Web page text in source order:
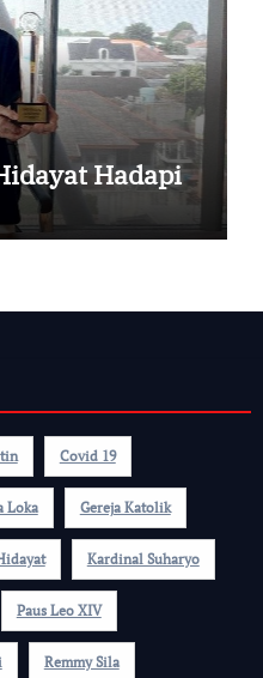
Hadapi
Covid 19
Loka Gereja Katolik
Kardinal Suharyo
Paus Leo XIV
Remmy Sila